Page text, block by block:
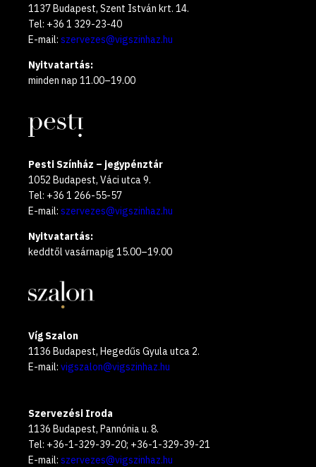
1137 Budapest, Szent István krt. 14.
Tel: +36 1 329-23-40
E-mail: szervezes@vigszinhaz.hu
Nyitvatartás:
minden nap 11.00–19.00
Pesti Színház – jegypénztár
1052 Budapest, Váci utca 9.
Tel: +36 1 266-55-57
E-mail: szervezes@vigszinhaz.hu
Nyitvatartás:
keddtől vasárnapig 15.00–19.00
Víg Szalon
1136 Budapest, Hegedűs Gyula utca 2.
E-mail: vigszalon@vigszinhaz.hu
Szervezési Iroda
1136 Budapest, Pannónia u. 8.
Tel: +36-1-329-39-20; +36-1-329-39-21
E-mail: szervezes@vigszinhaz.hu